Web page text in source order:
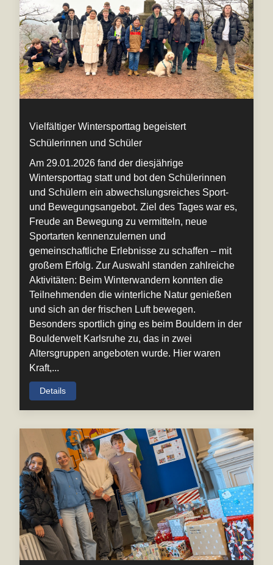
Vielfältiger Wintersporttag begeistert
Schülerinnen und Schüler
Am 29.01.2026 fand der diesjährige
Wintersporttag statt und bot den Schülerinnen
und Schülern ein abwechslungsreiches Sport-
und Bewegungsangebot. Ziel des Tages war es,
Freude an Bewegung zu vermitteln, neue
Sportarten kennenzulernen und
gemeinschaftliche Erlebnisse zu schaffen – mit
großem Erfolg. Zur Auswahl standen zahlreiche
Aktivitäten: Beim Winterwandern konnten die
Teilnehmenden die winterliche Natur genießen
und sich an der frischen Luft bewegen.
Besonders sportlich ging es beim Bouldern in der
Boulderwelt Karlsruhe zu, das in zwei
Altersgruppen angeboten wurde. Hier waren
Kraft,...
Details